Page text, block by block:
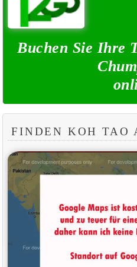
Buchen Sie Ihre
FINDEN KOH TAO